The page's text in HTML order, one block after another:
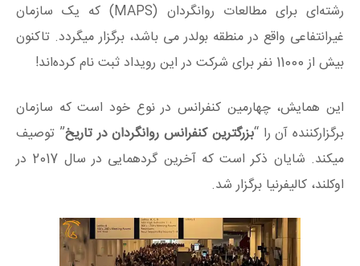
رشته‌ای برای مطالعات روانگردان (MAPS) که یک سازمان
غیرانتفاعی واقع در منطقه بولدر می باشد، برگزار میگردد. تاکنون
بیش از 11000 نفر برای شرکت در این رویداد ثبت نام کرده‌اند!
این همایش، چهارمین کنفرانس در نوع خود است که سازمان
برگزارکننده آن را “بزرگترین کنفرانس روانگردان در تاریخ” توصیف
میکند. شایان ذکر است که آخرین گردهمایی در سال 2017 در
اوکلند، کالیفرنیا برگزار شد.